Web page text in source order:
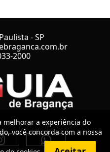
- SP
2000
melhorar a experiência do
você concorda com a nossa